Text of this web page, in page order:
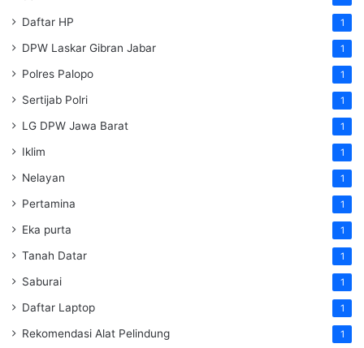
Daftar HP 1
DPW Laskar Gibran Jabar 1
Polres Palopo 1
Sertijab Polri 1
LG DPW Jawa Barat 1
Iklim 1
Nelayan 1
Pertamina 1
Eka purta 1
Tanah Datar 1
Saburai 1
Daftar Laptop 1
Rekomendasi Alat Pelindung 1